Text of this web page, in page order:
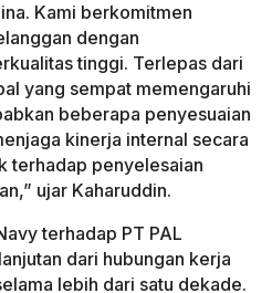
Kami berkomitmen
dengan
tinggi. Terlepas dari
yang sempat memengaruhi
beberapa penyesuaian
kinerja internal secara
terhadap penyelesaian
ujar Kaharuddin.
terhadap PT PAL
dari hubungan kerja
lebih dari satu dekade.